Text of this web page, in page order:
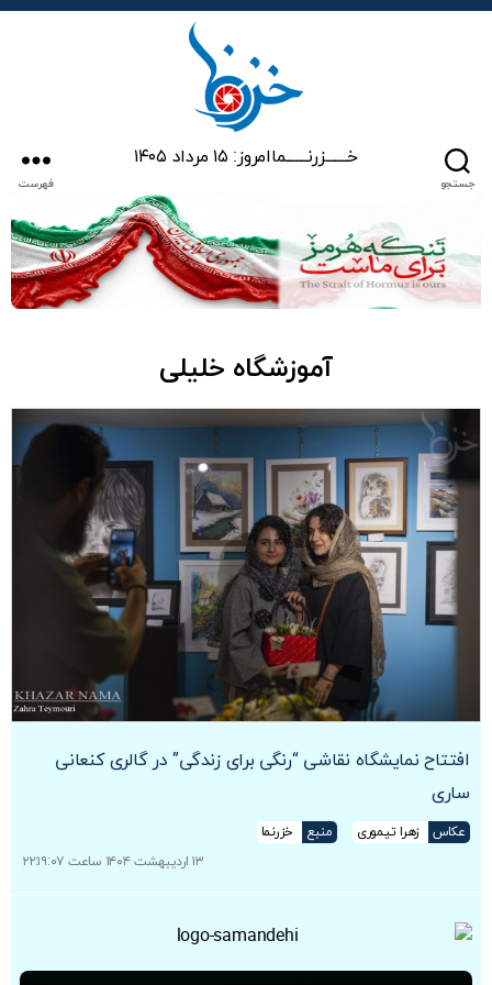
جستجو
خـــــــزرنـــــــماامروز: ۱۵ مرداد ۱۴۰۵
فهرست
آموزشگاه خلیلی
افتتاح نمایشگاه نقاشی “رنگی برای زندگی” در گالری کنعانی
ساری
عکاس زهرا تیموری منبع
خزرنما
۱۳ اردیبهشت ۱۴۰۴ ساعت ۲۲:۱۹:۰۷